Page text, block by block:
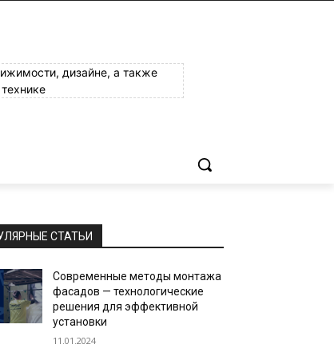
дизайне, а также
СТАТЬИ
Современные методы монтажа
фасадов — технологические
решения для эффективной
установки
11.01.2024